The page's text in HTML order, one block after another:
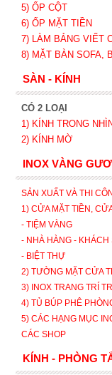
5) ỐP CỘT
6) ỐP MẶT TIỀN
7) LÀM BẢNG VIẾT
8) MẶT BÀN SOFA,
SÀN - KÍNH
CÓ 2 LOẠI
1) KÍNH TRONG
2) KÍNH MỜ
INOX VÀNG
SẢN XUẤT VÀ THI
1) CỬA MẶT TIỀN,
- TIỆM VÀNG
- NHÀ HÀNG - KHÁCH
- BIỆT THỰ
2) TƯỜNG MẶT CỬA
3) INOX TRANG TRÍ
4) TỦ BÚP PHÊ
5) CÁC HẠNG MỤC
CÁC SHOP
KÍNH - PHÒNG